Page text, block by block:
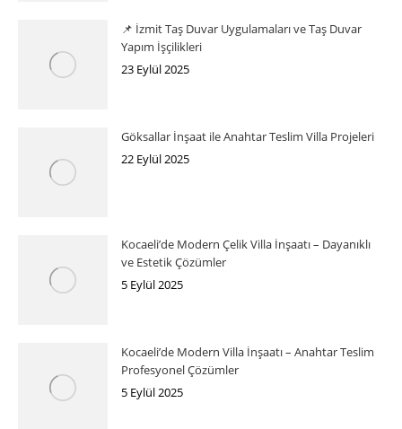
📌 İzmit Taş Duvar Uygulamaları ve Taş Duvar
Yapım İşçilikleri
23 Eylül 2025
Göksallar İnşaat ile Anahtar Teslim Villa Projeleri
22 Eylül 2025
Kocaeli’de Modern Çelik Villa İnşaatı – Dayanıklı
ve Estetik Çözümler
5 Eylül 2025
Kocaeli’de Modern Villa İnşaatı – Anahtar Teslim
Profesyonel Çözümler
5 Eylül 2025